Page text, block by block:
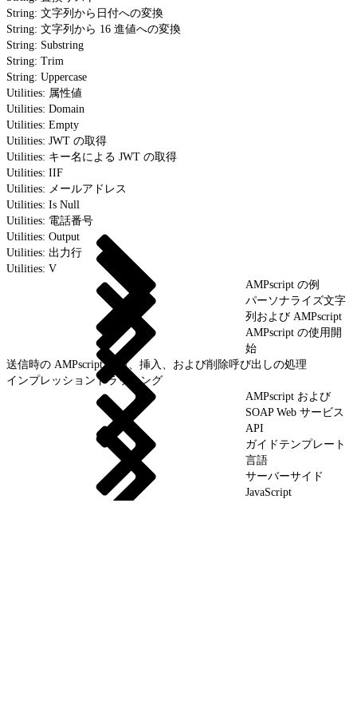
String: 文字列から日付への変換
String: 文字列から 16 進値への変換
String: Substring
String: Trim
String: Uppercase
Utilities: 属性値
Utilities: Domain
Utilities: Empty
Utilities: JWT の取得
Utilities: キー名による JWT の取得
Utilities: IIF
Utilities: メールアドレス
Utilities: Is Null
Utilities: 電話番号
Utilities: Output
Utilities: 出力行
Utilities: V
AMPscript の例
パーソナライズ文字
列および AMPscript
AMPscript の使用開
始
送信時の AMPscript 更新、挿入、および削除呼び出しの処理
インプレッショントラッキング
AMPscript および
SOAP Web サービス
API
ガイドテンプレート
言語
サーバーサイド
JavaScript